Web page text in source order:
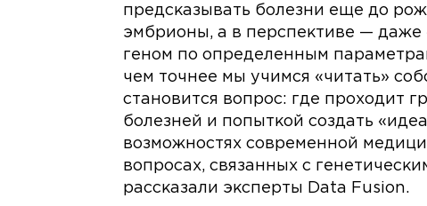
предсказывать болезни еще до
эмбрионы, а в перспективе — даже
геном по определенным
чем точнее мы учимся «читать»
становится вопрос: где проходит
болезней и попыткой создать
возможностях современной
вопросах, связанных с
рассказали эксперты Data Fusion.